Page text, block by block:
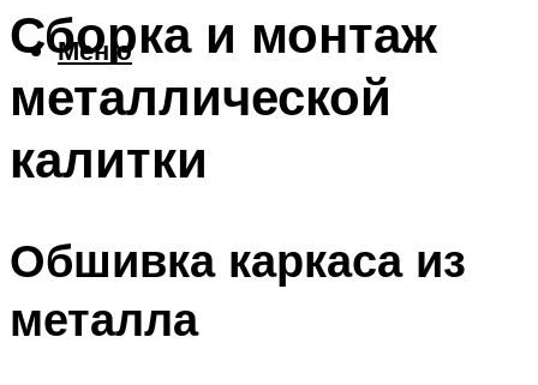
Меню
Сборка и монтаж
металлической
калитки
Обшивка каркаса из
металла